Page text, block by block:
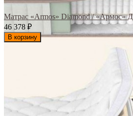
Матрас «Armos» Diamond / «Армос»
46 378 ₽
В корзину